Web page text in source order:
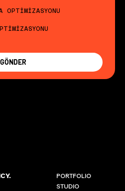
PORTFOLIO
STUDIO
OPTİMİZASYONU
GÖNDER